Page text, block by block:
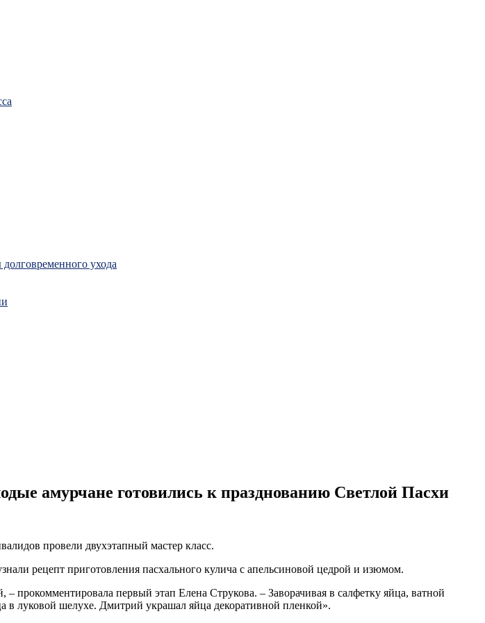
ухода
амурчане готовились к празднованию Светлой Пасхи
провели двухэтапный мастер класс.
рецепт приготовления пасхального кулича с апельсиновой цедрой и изюмом.
первый этап Елена Струкова. – Заворачивая в салфетку яйца, ватной
в луковой шелухе. Дмитрий украшал яйца декоративной пленкой».